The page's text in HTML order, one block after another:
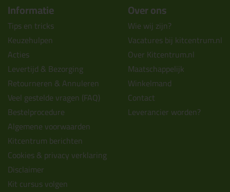
Informatie
Tips en tricks
Keuzehulpen
Acties
Levertijd & Bezorging
Retourneren & Annuleren
Veel gestelde vragen (FAQ)
Bestelprocedure
Algemene voorwaarden
Kitcentrum berichten
Cookies & privacy verklaring
Disclaimer
Kit cursus volgen
Over ons
Wie wij zijn?
Vacatures bij kitcentrum.nl
Over Kitcentrum.nl
Maatschappelijk
Winkelmand
Contact
Leverancier worden?